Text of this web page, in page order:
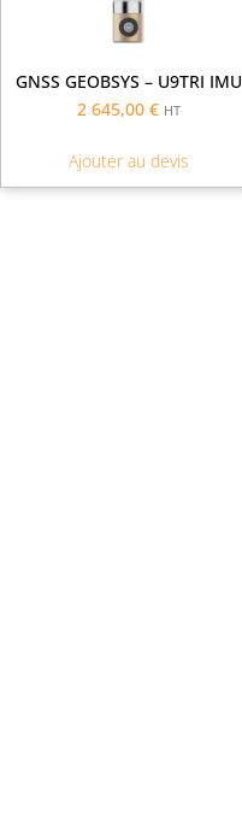
GNSS GEOBSYS – U9TRI IMU
2 645,00 € HT
Ajouter au devis